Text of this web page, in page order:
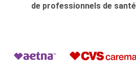
de professionnels de